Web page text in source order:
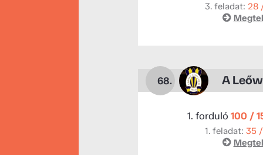
3. feladat: 28
68. A
1. forduló 100 /
1. feladat: 35